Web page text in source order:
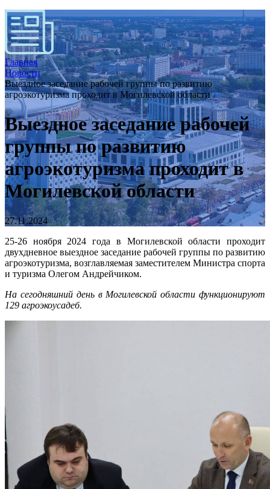
Главная
Новости
Выездное заседание рабочей группы по развитию
агроэкотуризма проходит в Могилевской области
Выездное заседание рабочей
группы по развитию
агроэкотуризма проходит в
Могилевской области
27.11.2024
25-26 ноября 2024 года в Могилевской области проходит
двухдневное выездное заседание рабочей группы по развитию
агроэкотуризма, возглавляемая заместителем Министра спорта
и туризма Олегом Андрейчиком.
На сегодняшний день в Могилевской области функционируют
129 агроэкоусадеб.